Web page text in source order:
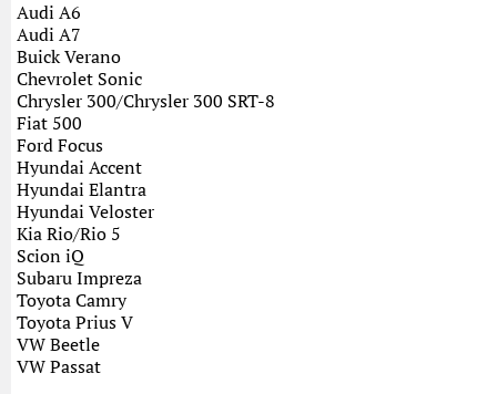
Audi A6
Audi A7
Buick Verano
Chevrolet Sonic
Chrysler 300/Chrysler 300 SRT-8
Fiat 500
Ford Focus
Hyundai Accent
Hyundai Elantra
Hyundai Veloster
Kia Rio/Rio 5
Scion iQ
Subaru Impreza
Toyota Camry
Toyota Prius V
VW Beetle
VW Passat